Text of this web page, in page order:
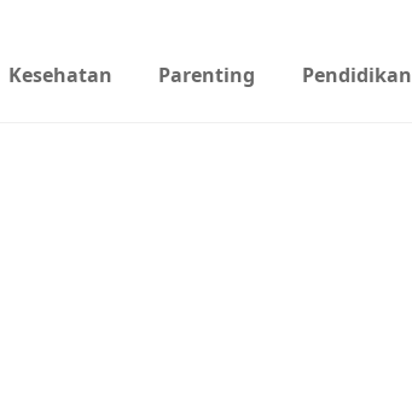
Kesehatan Parenting Pendidikan